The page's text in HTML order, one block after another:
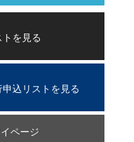
を見る
込リストを見る
ページ